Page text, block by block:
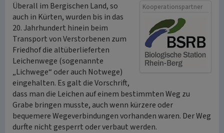
Kooperationspartner
Überall im Bergischen Land, so
auch in Kürten, wurden bis in das
20. Jahrhundert hinein beim
Transport von Verstorbenen zum
Friedhof die altüberlieferten
Leichenwege (sogenannte
„Lichwege“ oder auch Notwege)
eingehalten. Es galt die Vorschrift,
dass man die Leichen auf einem bestimmten Weg zu
Grabe bringen musste, auch wenn kürzere oder
bequemere Wegeverbindungen vorhanden waren. Der Weg
durfte nicht gesperrt oder verbaut werden.